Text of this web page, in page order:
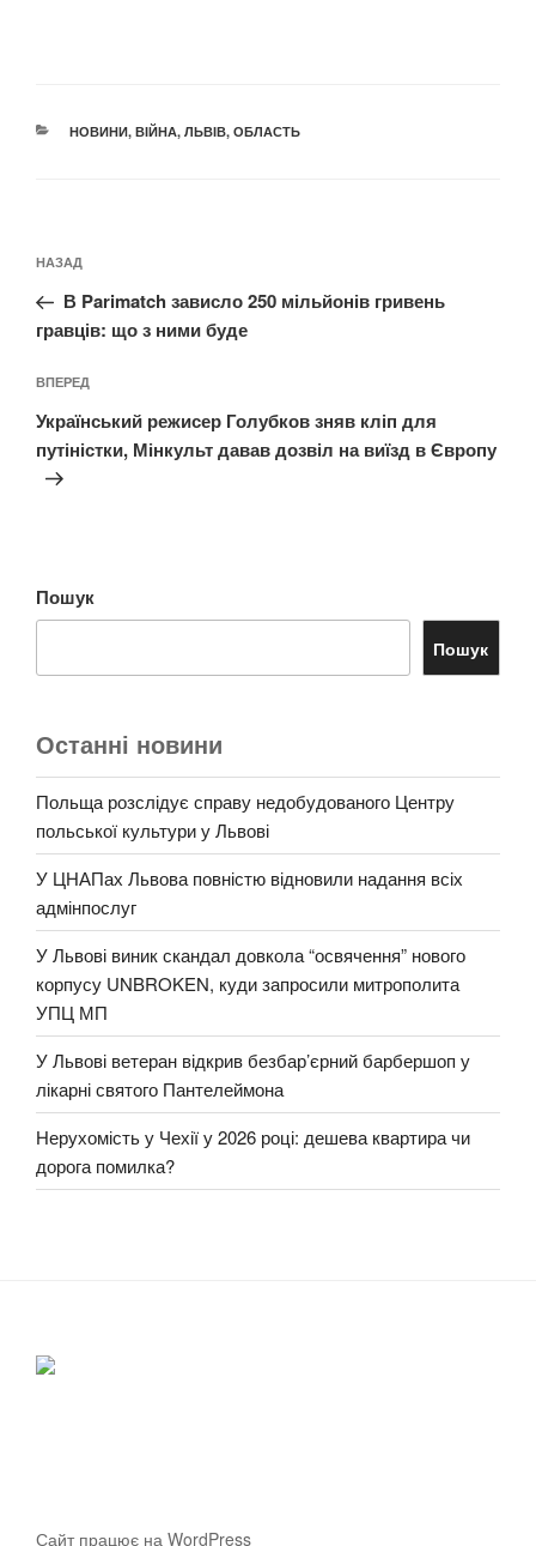
КАТЕГОРІЇ
НОВИНИ, ВІЙНА, ЛЬВІВ, ОБЛАСТЬ
записів
Попередній
запис:
НАЗАД
В Parimatch зависло 250 мільйонів гривень
гравців: що з ними буде
Наступний
запис
ВПЕРЕД
Український режисер Голубков зняв кліп для
путіністки, Мінкульт давав дозвіл на виїзд в Європу
Пошук
Пошук
Останні новини
Польща розслідує справу недобудованого Центру
польської культури у Львові
У ЦНАПах Львова повністю відновили надання всіх
адмінпослуг
У Львові виник скандал довкола “освячення” нового
корпусу UNBROKEN, куди запросили митрополита
УПЦ МП
У Львові ветеран відкрив безбар’єрний барбершоп у
лікарні святого Пантелеймона
Нерухомість у Чехії у 2026 році: дешева квартира чи
дорога помилка?
Сайт працює на WordPress